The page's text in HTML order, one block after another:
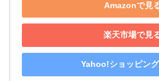
Amazonで見
楽天市場で見
Yahoo!ショッピン